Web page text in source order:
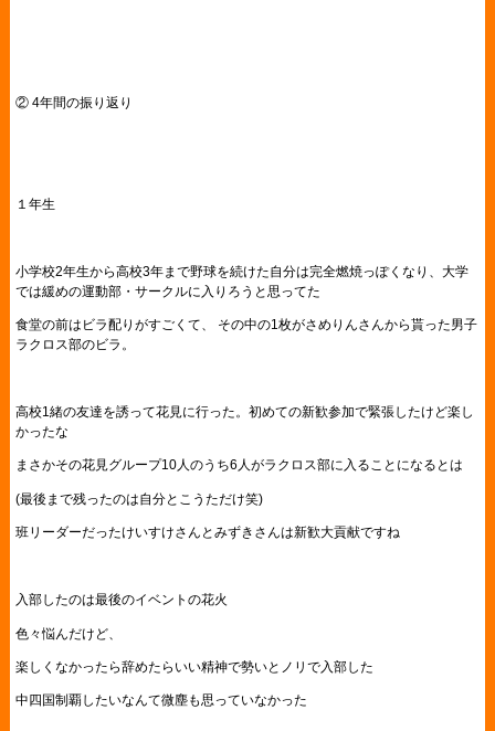
② 4年間の振り返り
１年生
小学校2年生から高校3年まで野球を続けた自分は完全燃焼っぽくなり、大学
では緩めの運動部・サークルに入りろうと思ってた
食堂の前はビラ配りがすごくて、 その中の1枚がさめりんさんから貰った男子
ラクロス部のビラ。
高校1緒の友達を誘って花見に行った。初めての新歓参加で緊張したけど楽し
かったな
まさかその花見グループ10人のうち6人がラクロス部に入ることになるとは
(最後まで残ったのは自分とこうただけ笑)
班リーダーだったけいすけさんとみずきさんは新歓大貢献ですね
入部したのは最後のイベントの花火
色々悩んだけど、
楽しくなかったら辞めたらいい精神で勢いとノリで入部した
中四国制覇したいなんて微塵も思っていなかった